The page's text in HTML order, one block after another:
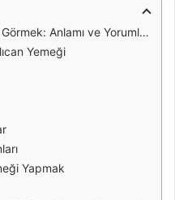
Anlamı ve Yorumları
Yemeği
Yapmak